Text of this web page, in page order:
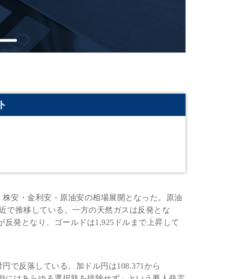
安・金利安・原油安の相場展開となった。原油
で推移している。一方の天然ガスは反発とな
発となり、ゴールドは1,925ドルまで上昇して
で反落している。加ドル円は108.371から